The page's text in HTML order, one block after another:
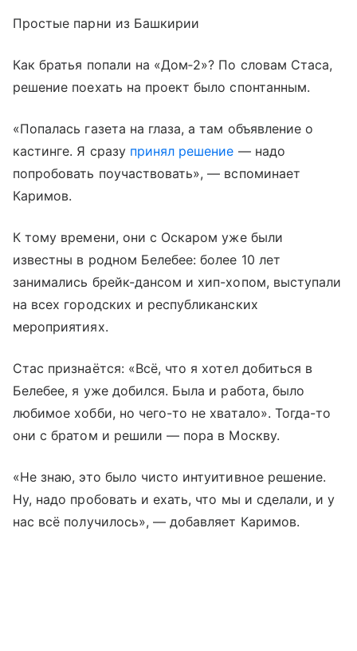
Простые парни из Башкирии
Как братья попали на «Дом‑2»? По словам Стаса,
решение поехать на проект было спонтанным.
«Попалась газета на глаза, а там объявление о
кастинге. Я сразу принял решение — надо
попробовать поучаствовать», — вспоминает
Каримов.
К тому времени, они с Оскаром уже были
известны в родном Белебее: более 10 лет
занимались брейк-дансом и хип-хопом, выступали
на всех городских и республиканских
мероприятиях.
Стас признаётся: «Всё, что я хотел добиться в
Белебее, я уже добился. Была и работа, было
любимое хобби, но чего-то не хватало». Тогда-то
они с братом и решили — пора в Москву.
«Не знаю, это было чисто интуитивное решение.
Ну, надо пробовать и ехать, что мы и сделали, и у
нас всё получилось», — добавляет Каримов.